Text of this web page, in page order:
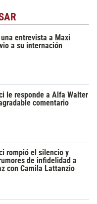
entrevista a Maxi
a su internación
le responde a Alfa Walter
comentario
rompió el silencio y
de infidelidad a
con Camila Lattanzio